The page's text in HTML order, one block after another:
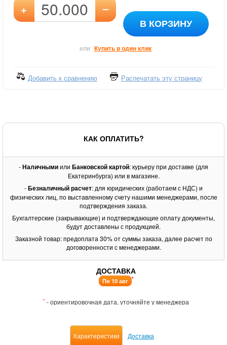
+ –
В КОРЗИНУ
или Купить в один клик
Добавить к сравнению Распечатать эту страницу
КАК ОПЛАТИТЬ?
-Наличнымиили Банковской картой: курьеру при доставке (для
Екатеринбурга) или в магазине.
-Безналичный расчет: для юридических (работаем с НДС) и
физических лиц, по выставленному счету нашими менеджерами, после
подтверждения заказа.
Бухгалтерские (закрывающие) и подтверждающие оплату документы,
будут доставлены с продукцией.
Заказной товар: предоплата 30% от суммы заказа, далее расчет по
договоренности с менеджерами.
ДОСТАВКА
Пн 10 авг *
* - ориентировочная дата, уточняйте у менеджера
Характеристики Доставка